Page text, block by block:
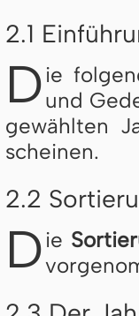
2.1
D ie
und
ge­wähl­ten
schei­nen.
2.2
D ie